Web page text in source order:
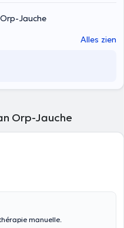
Jauche
Alles zien
Orp-Jauche
manuelle.